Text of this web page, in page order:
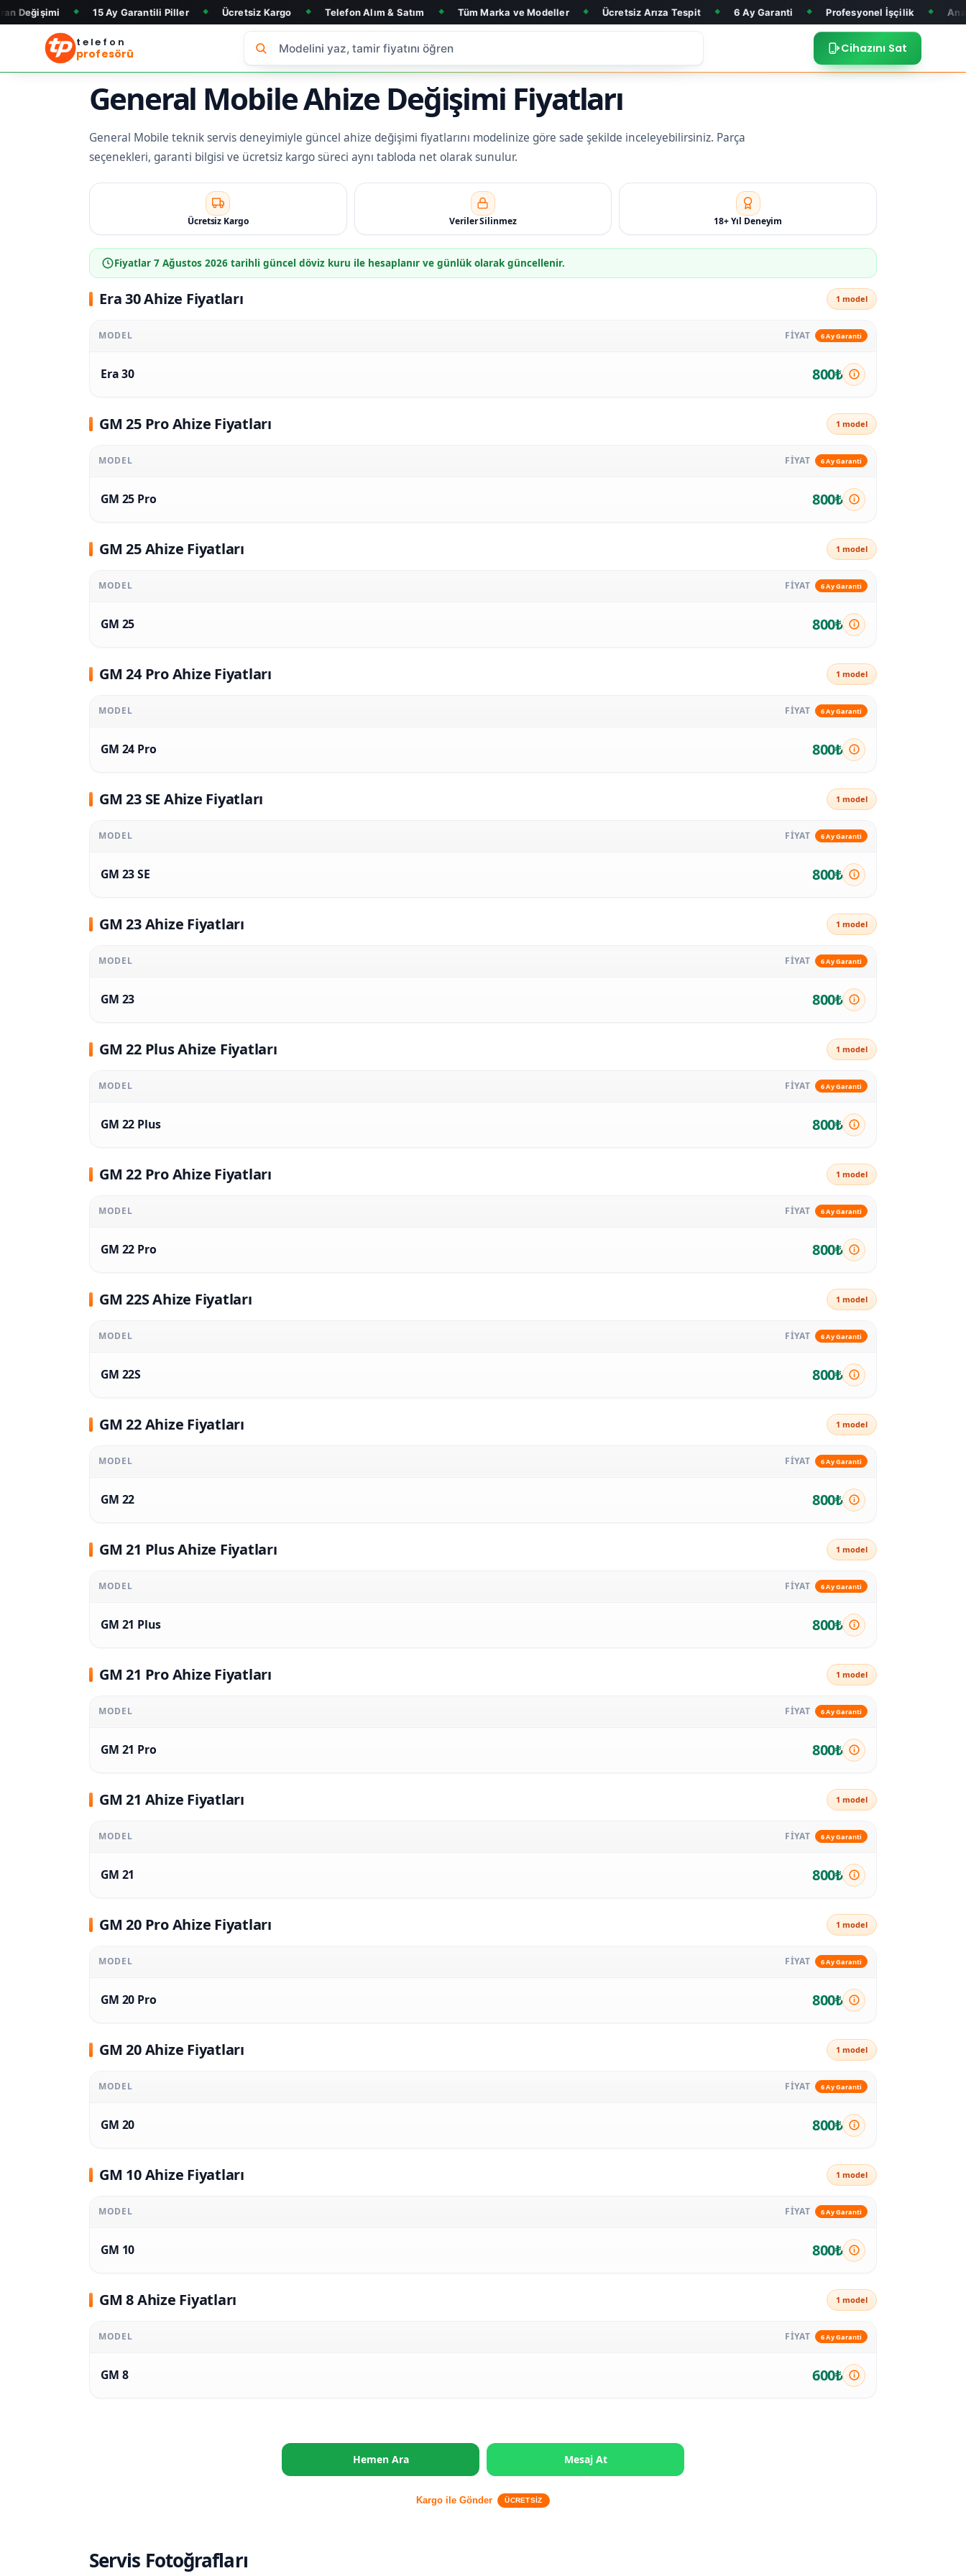
◆ 15 Ay Garantili Piller ◆ Ücretsiz Kargo ◆ Telefon Alım & Satım ◆ Tüm Marka ve Modeller ◆ Ücretsiz Arıza Tespit ◆ 6 Ay Garanti ◆ Profesyonel İşçilik ◆ Anakart Tamiri
telefon
profesörü Cihazını Sat
General Mobile Ahize Değişimi Fiyatları
General Mobile teknik servis deneyimiyle güncel ahize değişimi fiyatlarını modelinize göre sade şekilde inceleyebilirsiniz. Parça
seçenekleri, garanti bilgisi ve ücretsiz kargo süreci aynı tabloda net olarak sunulur.
Ücretsiz Kargo Veriler Silinmez 18+ Yıl Deneyim
Fiyatlar 7 Ağustos 2026 tarihli güncel döviz kuru ile hesaplanır ve günlük olarak güncellenir.
Era 30 Ahize Fiyatları 1 model
MODEL FİYAT 6 Ay Garanti
Era 30 800₺
GM 25 Pro Ahize Fiyatları 1 model
MODEL FİYAT 6 Ay Garanti
GM 25 Pro 800₺
GM 25 Ahize Fiyatları 1 model
MODEL FİYAT 6 Ay Garanti
GM 25 800₺
GM 24 Pro Ahize Fiyatları 1 model
MODEL FİYAT 6 Ay Garanti
GM 24 Pro 800₺
GM 23 SE Ahize Fiyatları 1 model
MODEL FİYAT 6 Ay Garanti
GM 23 SE 800₺
GM 23 Ahize Fiyatları 1 model
MODEL FİYAT 6 Ay Garanti
GM 23 800₺
GM 22 Plus Ahize Fiyatları 1 model
MODEL FİYAT 6 Ay Garanti
GM 22 Plus 800₺
GM 22 Pro Ahize Fiyatları 1 model
MODEL FİYAT 6 Ay Garanti
GM 22 Pro 800₺
GM 22S Ahize Fiyatları 1 model
MODEL FİYAT 6 Ay Garanti
GM 22S 800₺
GM 22 Ahize Fiyatları 1 model
MODEL FİYAT 6 Ay Garanti
GM 22 800₺
GM 21 Plus Ahize Fiyatları 1 model
MODEL FİYAT 6 Ay Garanti
GM 21 Plus 800₺
GM 21 Pro Ahize Fiyatları 1 model
MODEL FİYAT 6 Ay Garanti
GM 21 Pro 800₺
GM 21 Ahize Fiyatları 1 model
MODEL FİYAT 6 Ay Garanti
GM 21 800₺
GM 20 Pro Ahize Fiyatları 1 model
MODEL FİYAT 6 Ay Garanti
GM 20 Pro 800₺
GM 20 Ahize Fiyatları 1 model
MODEL FİYAT 6 Ay Garanti
GM 20 800₺
GM 10 Ahize Fiyatları 1 model
MODEL FİYAT 6 Ay Garanti
GM 10 800₺
GM 8 Ahize Fiyatları 1 model
MODEL FİYAT 6 Ay Garanti
GM 8 600₺
Hemen Ara Mesaj At
Kargo ile Gönder ÜCRETSİZ
Servis Fotoğrafları